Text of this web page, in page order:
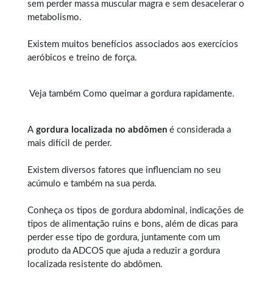
sem perder massa muscular magra e sem desacelerar o
metabolismo.
Existem muitos benefícios associados aos exercícios
aeróbicos e treino de força.
Veja também Como queimar a gordura rapidamente.
A gordura localizada no abdômen é considerada a
mais difícil de perder.
Existem diversos fatores que influenciam no seu
acúmulo e também na sua perda.
Conheça os tipos de gordura abdominal , indicações de
tipos de alimentação ruins e bons, além de dicas para
perder esse tipo de gordura, juntamente com um
produto da ADCOS que ajuda a reduzir a gordura
localizada resistente do abdômen.